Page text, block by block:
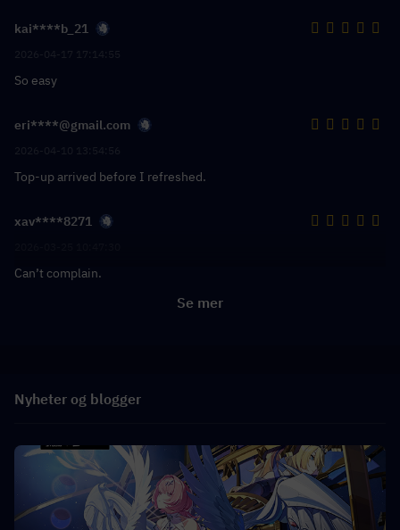
kai****b_21
So easy
eri****@gmail.com
Top-up arrived before I refreshed.
xav****8271
Can’t complain.
Se mer
Nyheter og blogger